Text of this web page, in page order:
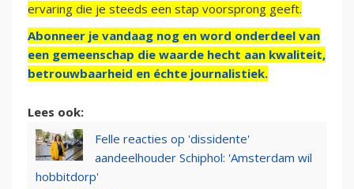
ervaring die je steeds een stap voorsprong geeft.
Abonneer je vandaag nog en word onderdeel van
een gemeenschap die waarde hecht aan kwaliteit,
betrouwbaarheid en échte journalistiek.
Lees ook:
Felle reacties op 'dissidente'
aandeelhouder Schiphol: 'Amsterdam wil
hobbitdorp'